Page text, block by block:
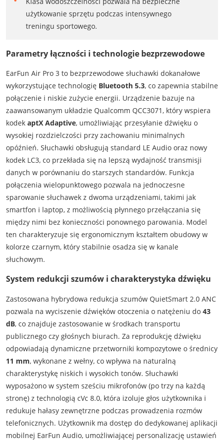
użytkowanie sprzętu podczas intensywnego
treningu sportowego.
Parametry łączności i technologie bezprzewodowe
EarFun Air Pro 3 to bezprzewodowe słuchawki dokanałowe
wykorzystujące technologię Bluetooth 5.3, co zapewnia stabilne
połączenie i niskie zużycie energii. Urządzenie bazuje na
zaawansowanym układzie Qualcomm QCC3071, który wspiera
kodek aptX Adaptive, umożliwiając przesyłanie dźwięku o
wysokiej rozdzielczości przy zachowaniu minimalnych
opóźnień. Słuchawki obsługują standard LE Audio oraz nowy
kodek LC3, co przekłada się na lepszą wydajność transmisji
danych w porównaniu do starszych standardów. Funkcja
połączenia wielopunktowego pozwala na jednoczesne
sparowanie słuchawek z dwoma urządzeniami, takimi jak
smartfon i laptop, z możliwością płynnego przełączania się
między nimi bez konieczności ponownego parowania. Model
ten charakteryzuje się ergonomicznym kształtem obudowy w
kolorze czarnym, który stabilnie osadza się w kanale
słuchowym.
System redukcji szumów i charakterystyka dźwięku
Zastosowana hybrydowa redukcja szumów QuietSmart 2.0 ANC
pozwala na wyciszenie dźwięków otoczenia o natężeniu do 43
dB, co znajduje zastosowanie w środkach transportu
publicznego czy głośnych biurach. Za reprodukcję dźwięku
odpowiadają dynamiczne przetworniki kompozytowe o średnicy
11 mm, wykonane z wełny, co wpływa na naturalną
charakterystykę niskich i wysokich tonów. Słuchawki
wyposażono w system sześciu mikrofonów (po trzy na każdą
stronę) z technologią cVc 8.0, która izoluje głos użytkownika i
redukuje hałasy zewnętrzne podczas prowadzenia rozmów
telefonicznych. Użytkownik ma dostęp do dedykowanej aplikacji
mobilnej EarFun Audio, umożliwiającej personalizację ustawień